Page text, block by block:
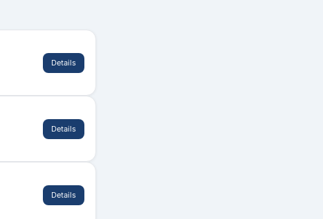
Details
Details
Details